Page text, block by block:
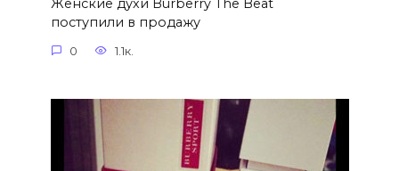
Женские духи Burberry The Beat
поступили в продажу
0 1.1к.